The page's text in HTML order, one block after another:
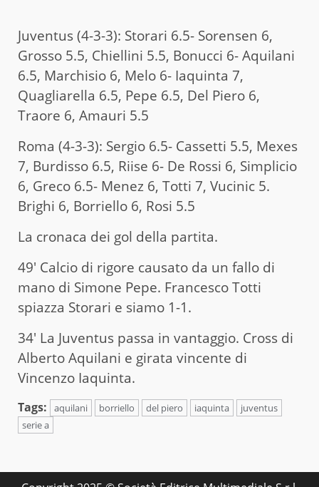
Juventus (4-3-3): Storari 6.5- Sorensen 6,
Grosso 5.5, Chiellini 5.5, Bonucci 6- Aquilani
6.5, Marchisio 6, Melo 6- Iaquinta 7,
Quagliarella 6.5, Pepe 6.5, Del Piero 6,
Traore 6, Amauri 5.5
Roma (4-3-3): Sergio 6.5- Cassetti 5.5, Mexes
7, Burdisso 6.5, Riise 6- De Rossi 6, Simplicio
6, Greco 6.5- Menez 6, Totti 7, Vucinic 5.
Brighi 6, Borriello 6, Rosi 5.5
La cronaca dei gol della partita.
49′ Calcio di rigore causato da un fallo di
mano di Simone Pepe. Francesco Totti
spiazza Storari e siamo 1-1.
34′ La Juventus passa in vantaggio. Cross di
Alberto Aquilani e girata vincente di
Vincenzo Iaquinta.
Tags: aquilani borriello del piero iaquinta
juventus
serie a